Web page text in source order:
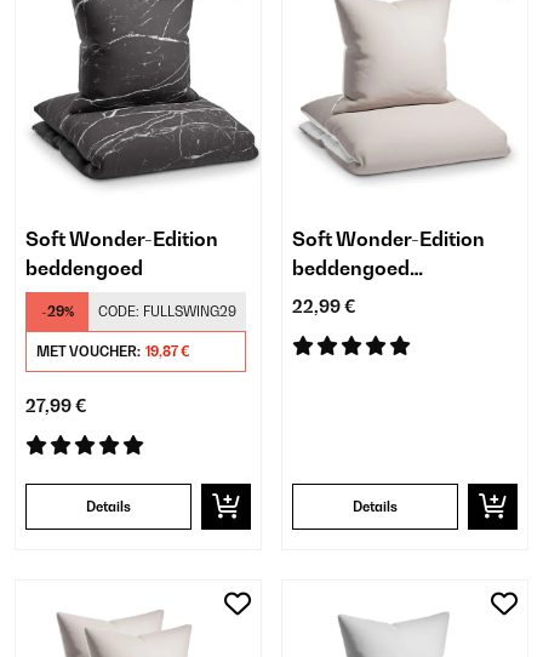
Soft Wonder-Edition
beddengoed
-29% CODE: FULLSWING29
MET VOUCHER: 19,87 €
27,99 €
Details
Soft Wonder-Edition
beddengoed
dekbedovertrek
22,99 €
Details